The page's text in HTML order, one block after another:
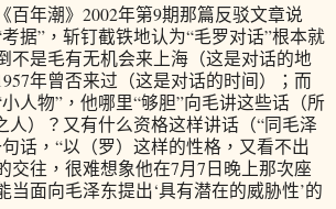
年潮》2002年第9期那篇反驳文章说
据”，斩钉截铁地认为“毛罗对话”根本就
不是毛有无机会来上海（这是对话的地
年曾否来过（这是对话的时间）；而
人物”，他哪里“够胆”向毛讲这些话（所
人）？又有什么资格这样讲话（“同毛泽
话，“以（罗）这样的性格，又看不出
交往，很难想象他在7月7日晚上那次座
当面向毛泽东提出‘具有潜在的威胁性’的